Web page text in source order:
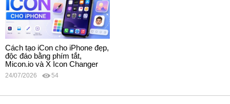
Cách tạo iCon cho iPhone đẹp,
độc đáo bằng phím tắt,
Micon.io và X Icon Changer
24/07/2026 54